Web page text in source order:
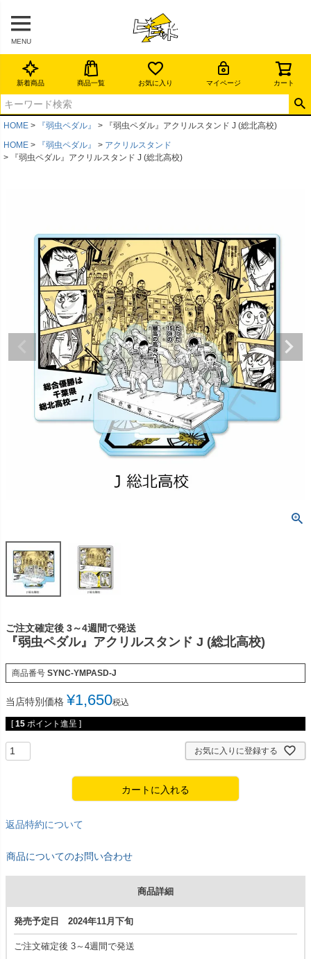
MENU
新着商品 商品一覧 お気に入り マイページ カート
HOME 『弱虫ペダル』
『弱虫ペダル』アクリルスタンド J (総北高校)
HOME
『弱虫ペダル』
アクリルスタンド
『弱虫ペダル』アクリルスタンド J (総北高校)
ご注文確定後 3～4週間で発送
『弱虫ペダル』アクリルスタンド J (総北高校)
商品番号 SYNC-YMPASD-J
当店特別価格 ¥1,650税込
[ 15 ポイント進呈 ]
お気に入りに登録する
カートに入れる
返品特約について
商品についてのお問い合わせ
商品詳細
発売予定日 2024年11月下旬
ご注文確定後 3～4週間で発送